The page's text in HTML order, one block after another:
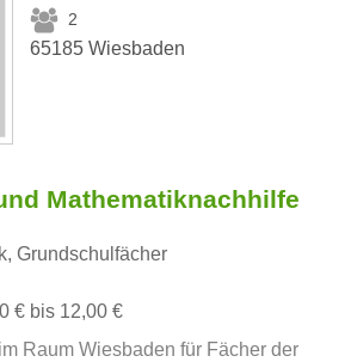
2
65185 Wiesbaden
Mathematiknachhilfe
Grundschulfächer
€ bis 12,00 €
Raum Wiesbaden für Fächer der